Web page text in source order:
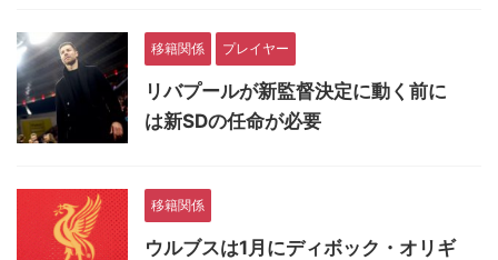
移籍関係 プレイヤー
リバプールが新監督決定に動く前に
は新SDの任命が必要
移籍関係
ウルブスは1月にディボック・オリギ